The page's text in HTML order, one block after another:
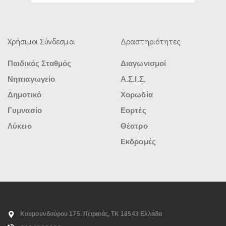
Χρήσιμοι Σύνδεσμοι
Παιδικός Σταθμός
Νηπιαγωγείο
Δημοτικό
Γυμνασίο
Λύκειο
Δραστηριότητες
Διαγωνισμοί
Α.Σ.Ι.Σ.
Χορωδία
Εορτές
Θέατρο
Εκδρομές
Κουμουνδούρου 175. Πειραιάς, ΤΚ 18543 Ελλάδα